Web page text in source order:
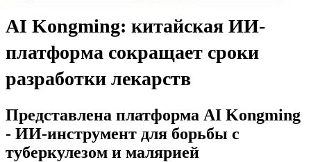
AI Kongming: китайская ИИ-
платформа сокращает сроки
разработки лекарств
Представлена платформа AI Kongming
- ИИ-инструмент для борьбы с
туберкулезом и малярией